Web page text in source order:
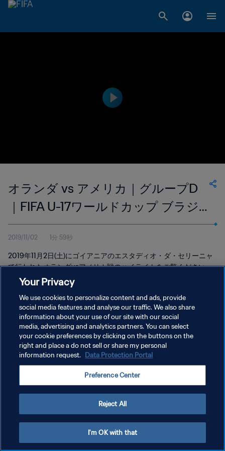
オランダ vs アメリカ｜グループD
｜FIFA U-17ワールドカップ ブラジ
ル2019｜ハイライト
2019/11/02 1分 59秒
2019年11月2日(土)にゴイアニアのエスタディオ・ダ・セリーニャ
で行われたオランダvsアメリカ戦のハイライトをご覧ください。
プライバシーポリシー
サービス利用規約
クッキー設定の管理
Your Privacy
We use cookies to personalize content and ads, provide
social media features and analyse our traffic. We also share
information about your use of our site with our social
media, advertising and analytics partners. You can select
your cookie preferences by clicking on the buttons on the
right and place a do not sell or share my personal
information request. Data Protection Portal
Preference Center
Reject All
I'm OK with that